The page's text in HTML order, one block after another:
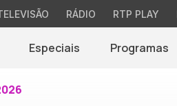
RÁDIO RTP PLAY
Especiais Programas